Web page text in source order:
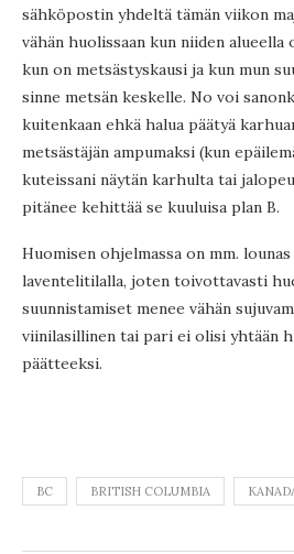
sähköpostin yhdeltä tämän viikon
vähän huolissaan kun niiden
kun on metsästyskausi ja kun mun
sinne metsän keskelle. No voi
kuitenkaan ehkä halua päätyä
metsästäjän ampumaksi (kun
kuteissani näytän karhulta tai
pitänee kehittää se kuuluisa plan B.
Huomisen ohjelmassa on mm.
laventelitilalla, joten toivottavasti
suunnistamiset menee vähän
viinilasillinen tai pari ei olisi yhtään
päätteeksi.
BC BRITISH COLUMBIA